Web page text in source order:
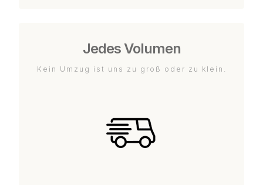
Jedes Volumen
Kein Umzug ist uns zu groß oder zu klein.